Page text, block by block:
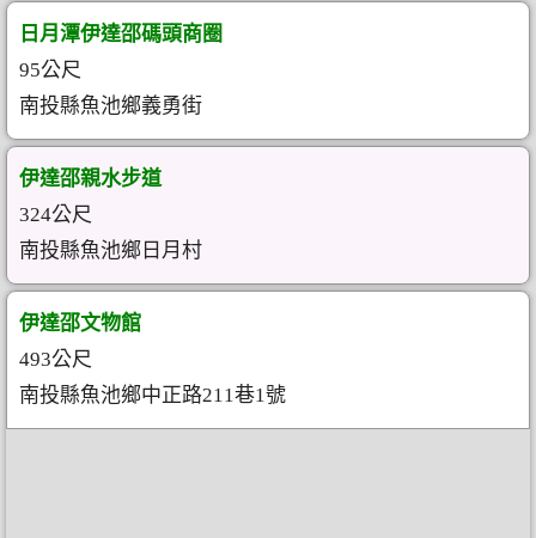
日月潭伊達邵碼頭商圈
95公尺
南投縣魚池鄉義勇街
伊達邵親水步道
324公尺
南投縣魚池鄉日月村
伊達邵文物館
493公尺
南投縣魚池鄉中正路211巷1號